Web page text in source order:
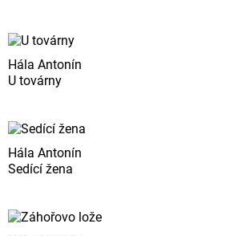
Hála Antonín
U továrny
Hála Antonín
Sedící žena